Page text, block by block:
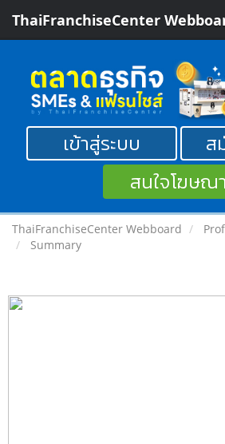
ThaiFranchiseCenter
เข้าสู่ระบบ
ส
สนใจโฆษณา
ThaiFranchiseCenter Webboard
Summary